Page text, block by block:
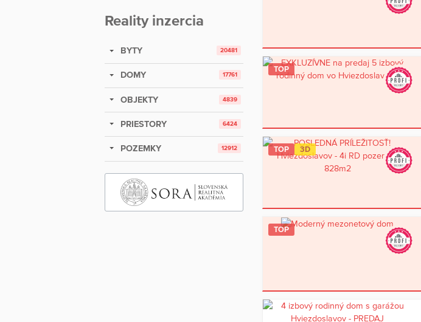
Reality inzercia
BYTY 20481
DOMY 17761
OBJEKTY 4839
PRIESTORY 6424
POZEMKY 12912
TOP
TOP 3D
TOP